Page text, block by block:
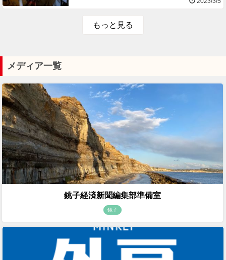
もっと見る
メディア一覧
銚子経済新聞編集部準備室
銚子